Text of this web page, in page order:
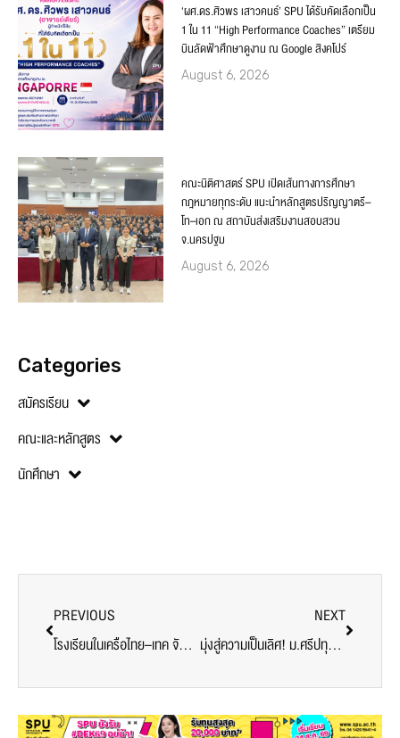
‘ผศ.ดร.ศิวพร เสาวคนธ์’ SPU ได้รับคัดเลือกเป็น
1 ใน 11 “High Performance Coaches” เตรียม
บินลัดฟ้าศึกษาดูงาน ณ Google สิงคโปร์
August 6, 2026
คณะนิติศาสตร์ SPU เปิดเส้นทางการศึกษา
กฎหมายทุกระดับ แนะนำหลักสูตรปริญญาตรี–
โท–เอก ณ สถาบันส่งเสริมงานสอบสวน
จ.นครปฐม
August 6, 2026
Categories
สมัครเรียน
คณะและหลักสูตร
นักศึกษา
PREVIOUS
โรงเรียนในเครือไทย–เทค จัดอบรมเชิงปฏิบัติการ “AI for Work Operations & AI for Teaching and Learning” SPU ร่วมให้ความรู้ เสริมศักยภาพครูยุคดิจิทัลสู่การใช้ AI อย่างสร้างสรรค์
NEXT
มุ่งสู่ความเป็นเลิศ! ม.ศรีปทุม รับการตรวจประเมินคุณภาพการศึกษาภายในประจำปีการศึกษา 2567 ตอกย้ำมาตรฐานทางวิชาการสู่สากล